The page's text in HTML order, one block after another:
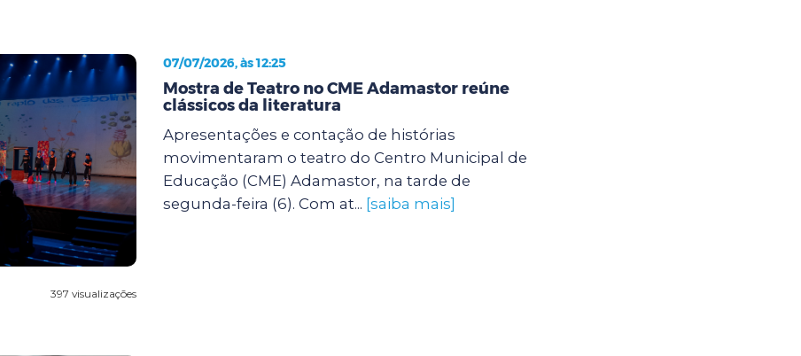
397 visualizações
07/07/2026, às 12:25
Mostra de Teatro no CME Adamastor reúne
clássicos da literatura
Apresentações e contação de histórias
movimentaram o teatro do Centro Municipal de
Educação (CME) Adamastor, na tarde de
segunda-feira (6). Com at... [saiba mais]